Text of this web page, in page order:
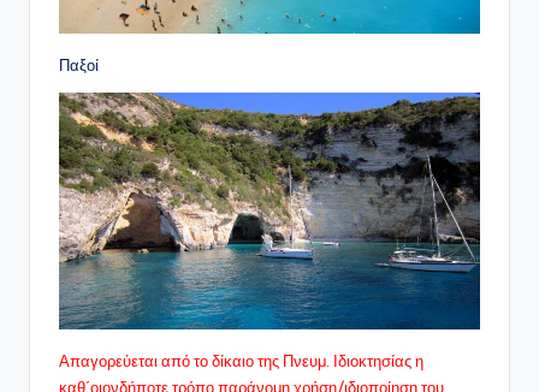
Παξοί
Απαγορεύεται από το δίκαιο της Πνευμ. Ιδιοκτησίας η
καθ΄οιονδήποτε τρόπο παράνομη χρήση/ιδιοποίηση του